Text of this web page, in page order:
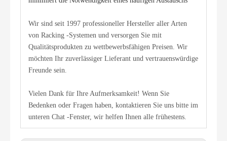
Wir sind seit 1997 professioneller Hersteller aller Arten
von Racking -Systemen und versorgen Sie mit
Qualitätsprodukten zu wettbewerbsfähigen Preisen. Wir
möchten Ihr zuverlässiger Lieferant und vertrauenswürdige
Freunde sein.
Vielen Dank für Ihre Aufmerksamkeit! Wenn Sie
Bedenken oder Fragen haben, kontaktieren Sie uns bitte im
unteren Chat -Fenster, wir helfen Ihnen alle frühestens.